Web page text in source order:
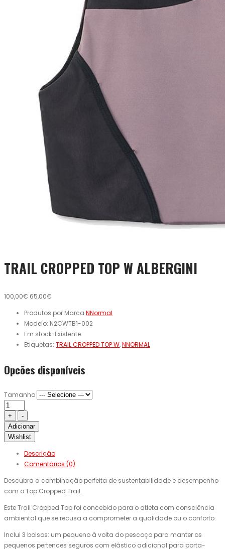
TRAIL CROPPED TOP W ALBERGINI
100,00€ 65,00€
Produtos por Marca NNormal
Modelo: N2CWTB1-002
Em stock: Existente
Etiquetas: TRAIL CROPPED TOP W,NNORMAL
Opcões disponíveis
Tamanho
Adicionar
Wishlist
Descrição
Comentários (0)
Descubra a combinação perfeita de sustentabilidade e desempenho
com o Top Cropped Trail.
Este Trail Cropped Top foi concebido para o atleta com consciência
ambiental que se recusa a comprometer a qualidade ou o conforto.
Inclui 3 bolsos: um pequeno à volta do pescoço para manter os
pequenos pertences seguros com elástico adicional para porta-